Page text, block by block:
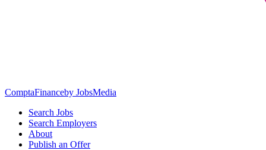
ComptaFinanceby JobsMedia
Search Jobs
Search Employers
About
Publish an Offer